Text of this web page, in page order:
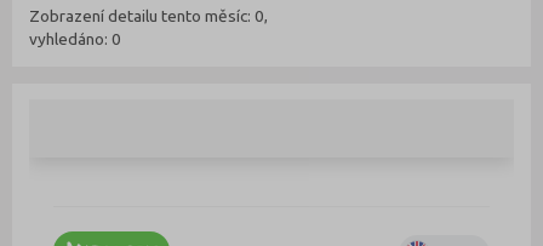
Zobrazení detailu tento měsíc: 0,
vyhledáno: 0